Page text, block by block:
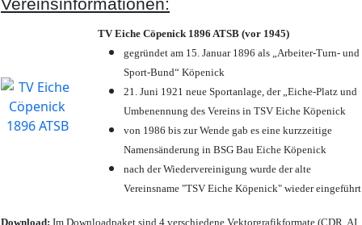
Vereinsinformationen:
TV Eiche Cöpenick 1896 ATSB (vor 1945)
gegründet am 15. Januar 1896 als „Arbeiter-Turn- und
Sport-Bund“ Köpenick
21. Juni 1921 neue Sportanlage, der „Eiche-Platz und
Umbenennung des Vereins in TSV Eiche Köpenick
von 1986 bis zur Wende gab es eine kurzzeitige
Namensänderung in BSG Bau Eiche Köpenick
nach der Wiedervereinigung wurde der alte
Vereinsname "TSV Eiche Köpenick" wieder eingeführt
Download: Im Downloadpaket sind 4 verschiedene Vektorgrafikformate (CDR, AI